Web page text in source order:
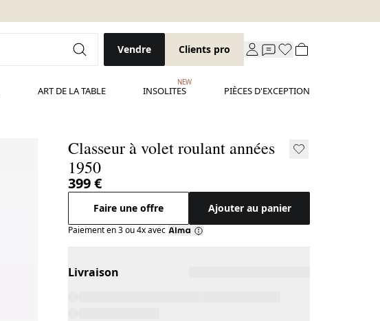
Vendre Clients pro
ART DE LA TABLE INSOLITES
NEW
PIÈCES D'EXCEPTION
Classeur à volet roulant années
1950
399 €
Faire une offre Ajouter au panier
Paiement en 3 ou 4x avec
Livraison